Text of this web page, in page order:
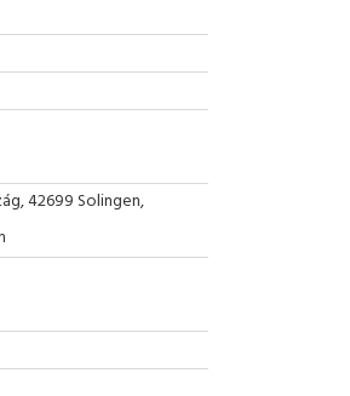
42699 Solingen,